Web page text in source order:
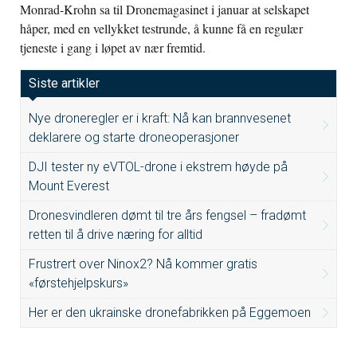
Monrad-Krohn sa til Dronemagasinet i januar at selskapet
håper, med en vellykket testrunde, å kunne få en regulær
tjeneste i gang i løpet av nær fremtid.
Siste artikler
Nye droneregler er i kraft: Nå kan brannvesenet
deklarere og starte droneoperasjoner
DJI tester ny eVTOL-drone i ekstrem høyde på
Mount Everest
Dronesvindleren dømt til tre års fengsel – fradømt
retten til å drive næring for alltid
Frustrert over Ninox2? Nå kommer gratis
«førstehjelpskurs»
Her er den ukrainske dronefabrikken på Eggemoen